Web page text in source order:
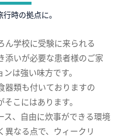
時の拠点に。
ん学校に受験に来られる
添いが必要な患者様のご家
は強い味方です。
器類も付いておりますの
こにはあります。
ス、自由に炊事ができる環境
異なる点で、ウィークリ